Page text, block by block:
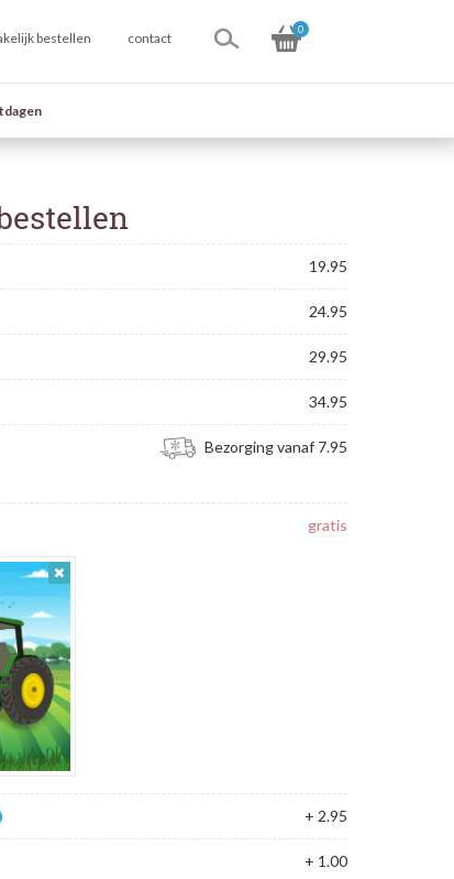
bestellen contact
0
19.95
24.95
29.95
34.95
Bezorging vanaf 7.95
gratis
+ 2.95
+ 1.00